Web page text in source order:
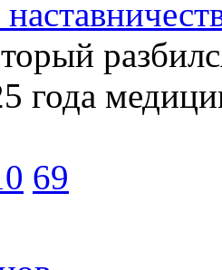
года
69